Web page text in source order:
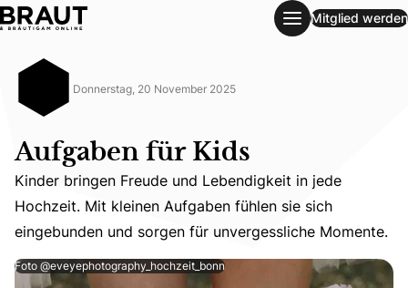
Mitglied werden
Donnerstag, 20 November 2025
Aufgaben für Kids
Kinder bringen Freude und Lebendigkeit in jede
Kinder bringen Freude und Lebendigkeit in jede
Hochzeit. Mit kleinen Aufgaben fühlen sie sich
eingebunden und sorgen für unvergessliche Momente.
Foto @eveyephotography_hochzeit_bonn